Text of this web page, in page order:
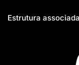
Estrutura